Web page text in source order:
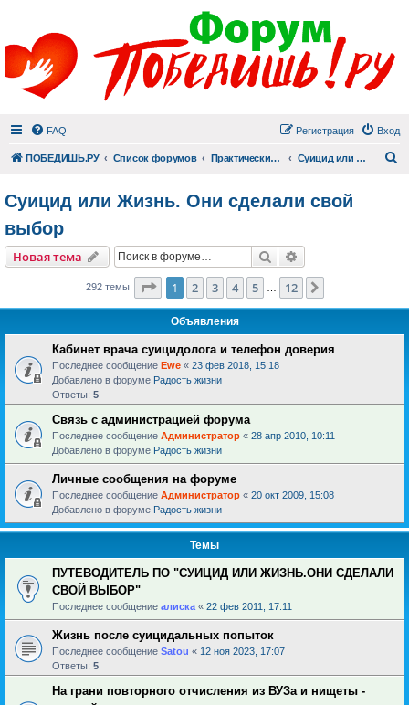
FAQ Вход
Регистрация
ПОБЕДИШЬ.РУ Список форумов Практический раздел Суицид или Жизнь. Они сделали свой выбор
Суицид или Жизнь. Они сделали свой
выбор
Новая тема Поиск
292 темы Страница из 12
1 2 3 4 5 12
Объявления
Кабинет врача суицидолога и телефон доверия
Последнее сообщение Ewe « 23 фев 2018, 15:18
Добавлено в форуме Радость жизни
Ответы: 5
Связь с администрацией форума
Последнее сообщение Администратор « 28 апр 2010, 10:11
Добавлено в форуме Радость жизни
Личные сообщения на форуме
Последнее сообщение Администратор « 20 окт 2009, 15:08
Добавлено в форуме Радость жизни
Темы
ПУТЕВОДИТЕЛЬ ПО "СУИЦИД ИЛИ ЖИЗНЬ.ОНИ СДЕЛАЛИ
СВОЙ ВЫБОР"
Последнее сообщение алиска « 22 фев 2011, 17:11
Жизнь после суицидальных попыток
Последнее сообщение Satou « 12 ноя 2023, 17:07
Ответы: 5
На грани повторного отчисления из ВУЗа и нищеты -